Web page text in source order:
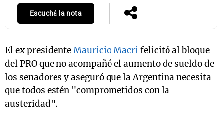
Escuchá la nota
El ex presidenteMauricio Macrifelicitó al bloque
del PRO que no acompañó el aumento de sueldo de
los senadores y aseguró que la Argentina necesita
que todos estén "comprometidos con la
austeridad".